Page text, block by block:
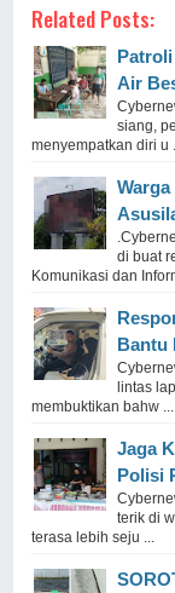
Related Posts:
Air
siang,
menyempatkan diri u ...
di buat
Komunikasi dan
Bantu
lintas
membuktikan bahw ...
Jaga
Polisi
terik di
terasa lebih seju ...